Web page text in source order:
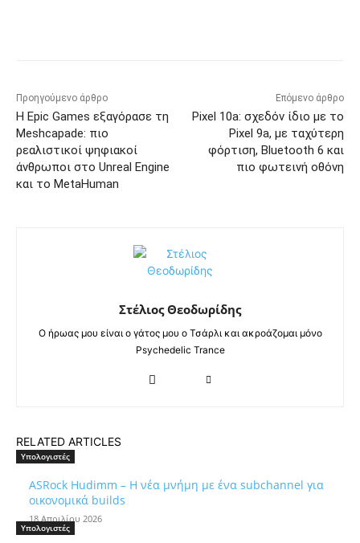
Προηγούμενο άρθρο
Η Epic Games εξαγόρασε τη
Meshcapade: πιο
ρεαλιστικοί ψηφιακοί
άνθρωποι στο Unreal Engine
και το MetaHuman
Επόμενο άρθρο
Pixel 10a: σχεδόν ίδιο με το
Pixel 9a, με ταχύτερη
φόρτιση, Bluetooth 6 και
πιο φωτεινή οθόνη
Στέλιος Θεοδωρίδης
Ο ήρωας μου είναι ο γάτος μου ο Τσάρλι και ακροάζομαι μόνο
Psychedelic Trance
RELATED ARTICLES
Υπολογιστές
ASRock Hudimm – Η νέα μνήμη με ένα subchannel για
οικονομικά builds
18 Απριλίου 2026
Υπολογιστές